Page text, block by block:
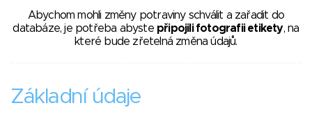
Abychom mohli změny potraviny schválit a zařadit do
databáze, je potřeba abyste připojili fotografii etikety, na
které bude zřetelná změna údajů.
Základní údaje